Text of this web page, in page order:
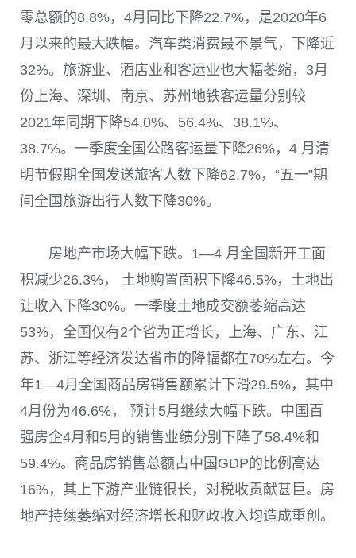
零总额的8.8%， 4月同比下降22.7%，是2020年6
月以来的最大跌幅。汽车类消费最不景气，下降近
32%。旅游业、酒店业和客运业也大幅萎缩， 3月
份上海、深圳、南京、苏州地铁客运量分别较
2021年同期下降54.0%、 56.4%、 38.1%、
38.7%。一季度全国公路客运量下降26%， 4 月清
明节假期全国发送旅客人数下降62.7%，“五一”期
间全国旅游出行人数下降30%。
房地产市场大幅下跌。 1—4 月全国新开工面
积减少26.3%， 土地购置面积下降46.5%，土地出
让收入下降30%。一季度土地成交额萎缩高达
53%，全国仅有2个省为正增长，上海、广东、江
苏、浙江等经济发达省市的降幅都在70%左右。今
年1—4月全国商品房销售额累计下滑29.5%，其中
4月份为46.6%， 预计5月继续大幅下跌。中国百
强房企4月和 5月的销售业绩分别下降了58.4%和
59.4%。商品房销售总额占中国 GDP的比例高达
16%，其上下游产业链很长，对税收贡献甚巨。房
地产持续萎缩对经济增长和财政收入均造成重创。